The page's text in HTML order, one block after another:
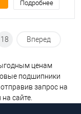
Подробнее
18 Вперед
ценам
подшипники
запрос на
сайте.